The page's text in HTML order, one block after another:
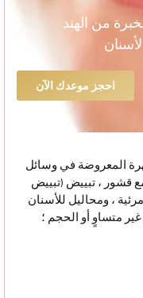
من الهند
احجز موعدك الآن
المبهرة المعروضة في وسائل
قشور ، تبييض (تبييض
، ومحاليل للأسنان
متساوٍ أو الحجم ؛